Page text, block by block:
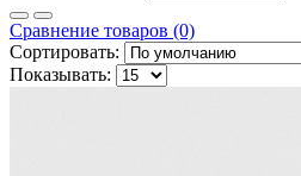
Сравнение товаров (0)
Сортировать:
Показывать: